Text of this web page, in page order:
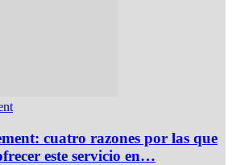
cuatro razones por las que
este servicio en…